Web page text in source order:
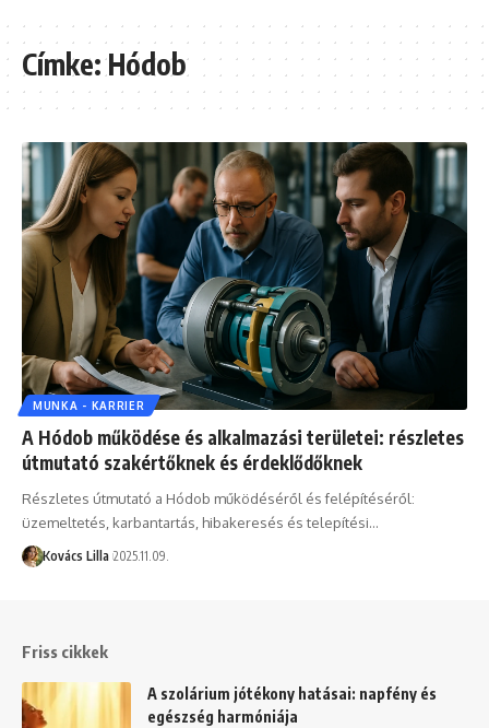
Címke:Hódob
MUNKA - KARRIER
A Hódob működése és alkalmazási területei: részletes
útmutató szakértőknek és érdeklődőknek
Részletes útmutató a Hódob működéséről és felépítéséről:
üzemeltetés, karbantartás, hibakeresés és telepítési…
Kovács Lilla 2025.11.09.
Friss cikkek
A szolárium jótékony hatásai: napfény és
egészség harmóniája